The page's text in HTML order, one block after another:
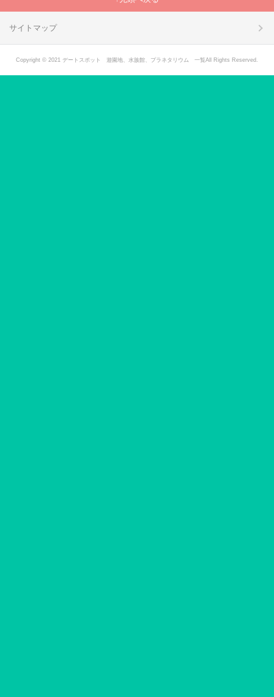
サイトマップ
Copyright © 2021 デートスポット 遊園地、水族館、プラネタリウム 一覧All Rights Reserved.